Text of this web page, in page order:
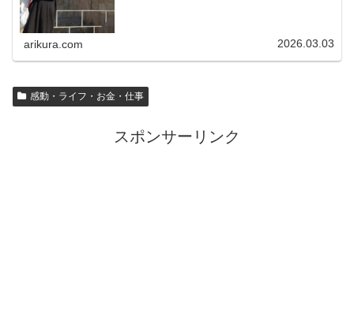
arikura.com 2026.03.03
感動・ライフ・お金・仕事
スポンサーリンク